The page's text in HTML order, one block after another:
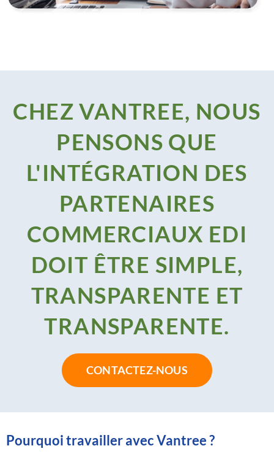
CHEZ VANTREE, NOUS
PENSONS QUE
L'INTÉGRATION DES
PARTENAIRES
COMMERCIAUX EDI
DOIT ÊTRE SIMPLE,
TRANSPARENTE ET
TRANSPARENTE.
CONTACTEZ-NOUS
Pourquoi travailler avec Vantree ?